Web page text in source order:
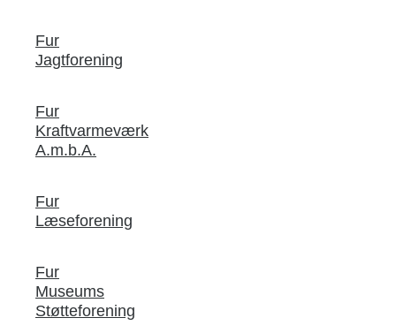
Fur
Jagtforening
Fur
Kraftvarmeværk
A.m.b.A.
Fur
Læseforening
Fur
Museums
Støtteforening